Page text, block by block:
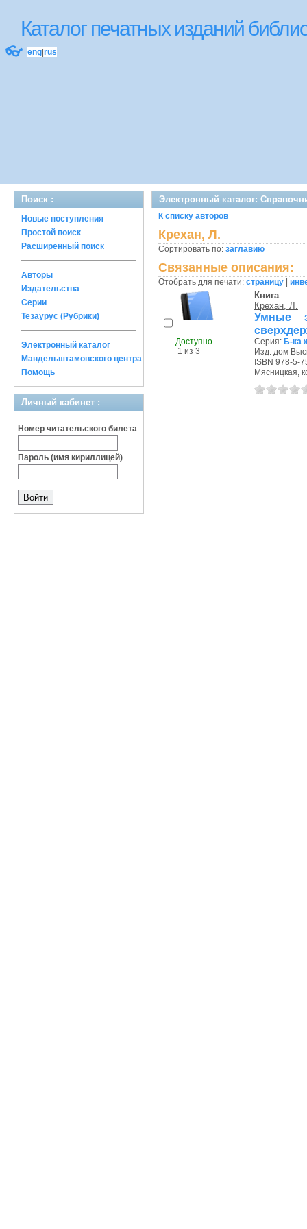
Каталог печатных изданий
👓 eng rus
Поиск :
Новые поступления
Простой поиск
Расширенный поиск
Авторы
Издательства
Серии
Тезаурус (Рубрики)
Электронный каталог
Мандельштамовского центра
Помощь
Личный кабинет :
Номер читательского билета
Пароль (имя кириллицей)
Электронный каталог:
К списку авторов
Крехан, Л.
Сортировать по: заглавию
Связанные описания:
Отобрать для печати: страницу
Доступно
1 из 3
Книга
Крехан, Л.
Умные
Серия: Б-ка
Изд. дом
ISBN 978-5-
Мясницкая,